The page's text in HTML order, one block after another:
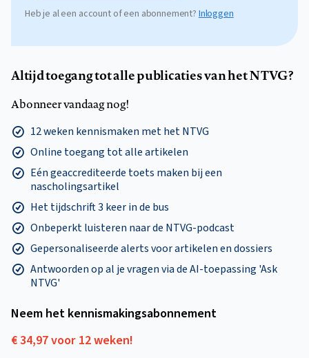
Heb je al een account of een abonnement? Inloggen
Altijd toegang tot alle publicaties van het NTVG?
Abonneer vandaag nog!
12 weken kennismaken met het NTVG
Online toegang tot alle artikelen
Eén geaccrediteerde toets maken bij een
nascholingsartikel
Het tijdschrift 3 keer in de bus
Onbeperkt luisteren naar de NTVG-podcast
Gepersonaliseerde alerts voor artikelen en dossiers
Antwoorden op al je vragen via de AI-toepassing 'Ask
NTVG'
Neem het kennismakings­abonnement
€ 34,97 voor 12 weken!